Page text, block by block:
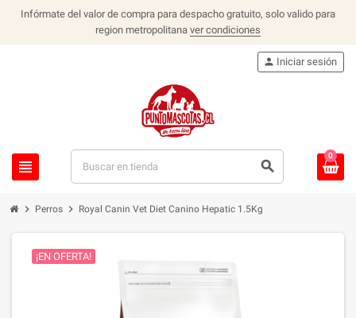
Infórmate del valor de compra para despacho gratuito, solo valido para
region metropolitana ver condiciones
view_headline search
person Iniciar sesión
0
chevron_right Perros chevron_right Royal Canin Vet Diet Canino Hepatic 1.5Kg
¡EN OFERTA!